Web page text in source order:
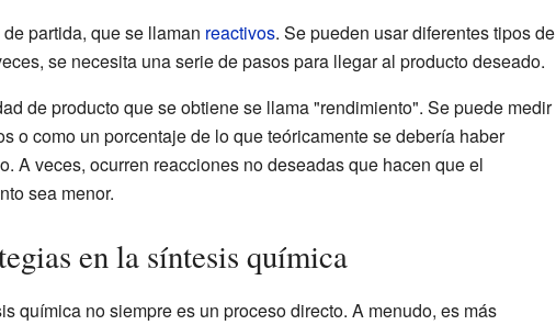
partida, que se llaman reactivos. Se pueden usar diferentes tipos de
se necesita una serie de pasos para llegar al producto deseado.
de producto que se obtiene se llama "rendimiento". Se puede medir
o como un porcentaje de lo que teóricamente se debería haber
A veces, ocurren reacciones no deseadas que hacen que el
sea menor.
en la síntesis química
química no siempre es un proceso directo. A menudo, es más